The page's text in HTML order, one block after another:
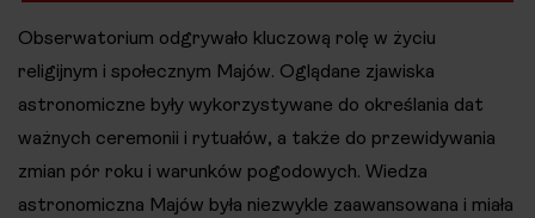
Obserwatorium odgrywało kluczową rolę w życiu
religijnym i społecznym Majów. Oglądane zjawiska
astronomiczne były wykorzystywane do określania dat
ważnych ceremonii i rytuałów, a także do przewidywania
zmian pór roku i warunków pogodowych. Wiedza
astronomiczna Majów była niezwykle zaawansowana i miała